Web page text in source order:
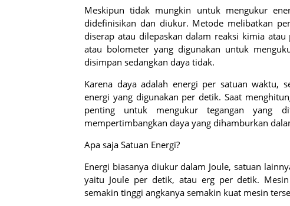
Meskipun tidak mungkin untuk mengukur
didefinisikan dan diukur. Metode melibatkan
diserap atau dilepaskan dalam reaksi kimia
atau bolometer yang digunakan untuk
disimpan sedangkan daya tidak.
Karena daya adalah energi per satuan waktu,
energi yang digunakan per detik. Saat
penting untuk mengukur tegangan yang
mempertimbangkan daya yang dihamburkan
Apa saja Satuan Energi?
Energi biasanya diukur dalam Joule, satuan
yaitu Joule per detik, atau erg per detik.
semakin tinggi angkanya semakin kuat mesin